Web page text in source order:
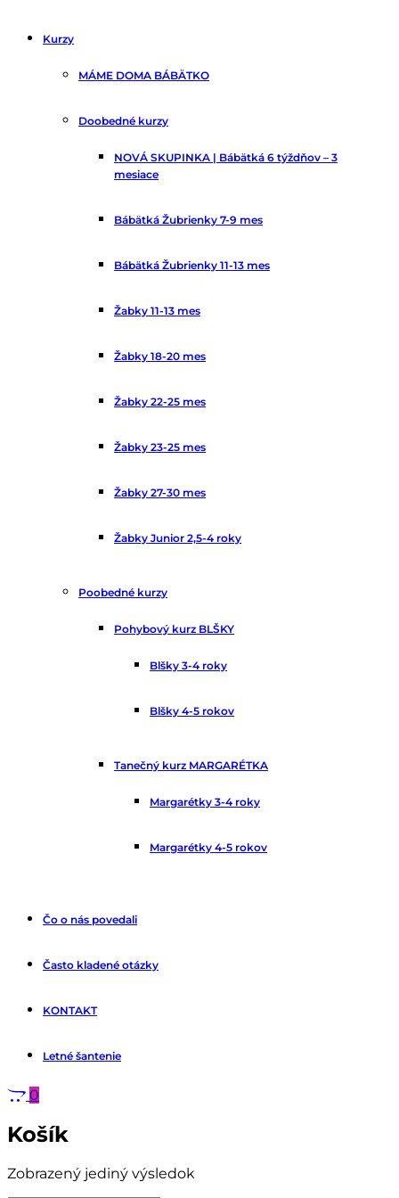
Kurzy
MÁME DOMA BÁBÄTKO
Doobedné kurzy
NOVÁ SKUPINKA | Bábätká 6 týždňov – 3
mesiace
Bábätká Žubrienky 7-9 mes
Bábätká Žubrienky 11-13 mes
Žabky 11-13 mes
Žabky 18-20 mes
Žabky 22-25 mes
Žabky 23-25 mes
Žabky 27-30 mes
Žabky Junior 2,5-4 roky
Poobedné kurzy
Pohybový kurz BLŠKY
Blšky 3-4 roky
Blšky 4-5 rokov
Tanečný kurz MARGARÉTKA
Margarétky 3-4 roky
Margarétky 4-5 rokov
Čo o nás povedali
Často kladené otázky
KONTAKT
Letné šantenie
0
Košík
Zobrazený jediný výsledok